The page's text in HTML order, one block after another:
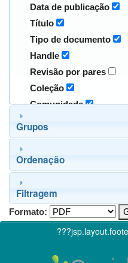
Data de publicação
Título
Tipo de documento
Handle
Revisão por pares
Coleção
Comunidade
Grupos
Ordenação
Filtragem
Formato: